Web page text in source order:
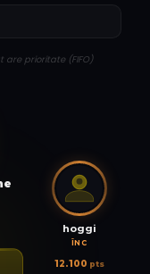
are prioritate (FIFO)
hoggi
ÎNC
12.100 pts